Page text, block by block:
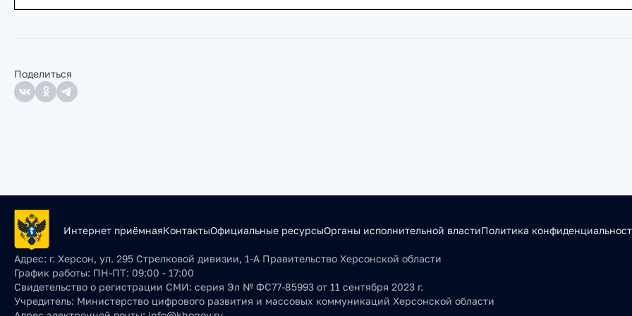
Поделиться
Интернет приёмнаяКонтактыОфициальные ресурсыОрганы исполнительной властиПолитика
Адрес: г. Херсон, ул. 295 Стрелковой дивизии, 1-А Правительство Херсонской области
График работы: ПН-ПТ: 09:00 - 17:00
Свидетельство о регистрации СМИ: серия Эл № ФС77-85993 от 11 сентября 2023 г.
Учредитель: Министерство цифрового развития и массовых коммуникаций Херсонской области